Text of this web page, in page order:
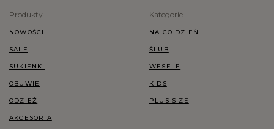
Produkty
NOWOŚCI
SALE
SUKIENKI
OBUWIE
ODZIEŻ
AKCESORIA
Kategorie
NA CO DZIEŃ
ŚLUB
WESELE
KIDS
PLUS SIZE